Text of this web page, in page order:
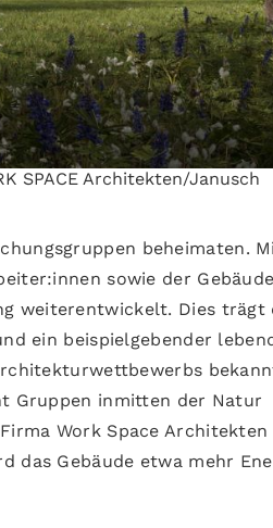
SPACE Architekten/Janusch
beheimaten.
sowie der
weiterentwickelt. Dies trägt
ein beispielgebender
Gruppen inmitten der Natur
Work Space Architekten
das Gebäude etwa mehr